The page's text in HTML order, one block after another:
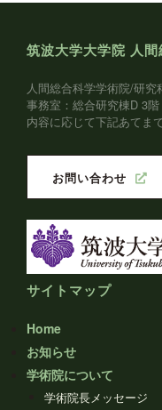
筑波大学大学院 人
人間総合科学学術院/研究
事務室：総合研究棟D 3階
内容に応じて下記あてま
お問い合わせ
サイトマップ
Home
お知らせ
学術院について
学術院長メッセージ